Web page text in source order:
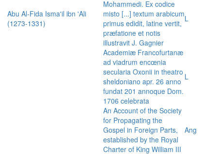
Abu Al-Fida Isma'il ibn 'Ali
(1273-1331)
Mohammedi. Ex codice
misto [...] textum arabicum
primus edidit, latine vertit,
præfatione et notis
illustravit J. Gagnier
L
Academiæ Francofurtanæ
ad viadrum encœnia
secularia Oxonii in theatro
sheldoniano apr. 26 anno
fundat 201 annoque Dom.
1706 celebrata
L
An Account of the Society
for Propagating the
Gospel in Foreign Parts,
established by the Royal
Charter of King William III
Ang